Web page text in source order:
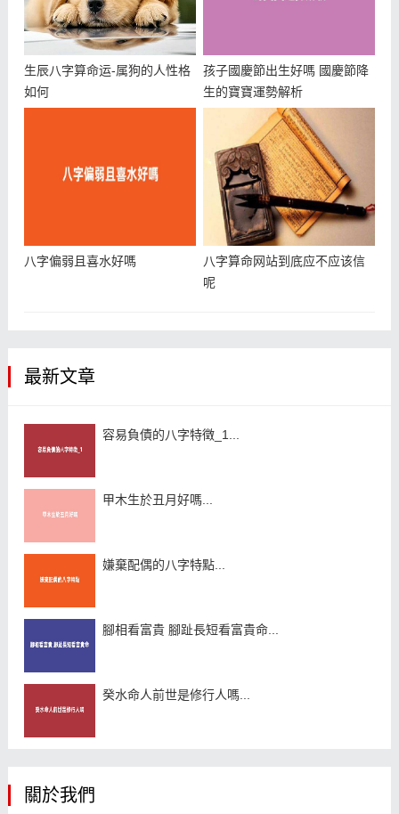
生辰八字算命运-属狗的人性格
如何
孩子國慶節出生好嗎 國慶節降
生的寶寶運勢解析
八字偏弱且喜水好嗎
八字算命网站到底应不应该信
呢
最新文章
容易負債的八字特徵_1...
甲木生於丑月好嗎...
嫌棄配偶的八字特點...
腳相看富貴 腳趾長短看富貴命...
癸水命人前世是修行人嗎...
關於我們